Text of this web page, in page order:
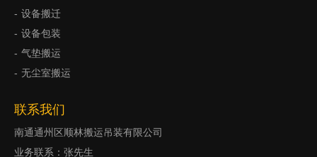
设备搬迁
设备包装
气垫搬运
无尘室搬运
联系我们
南通通州区顺林搬运吊装有限公司
业务联系：张先生